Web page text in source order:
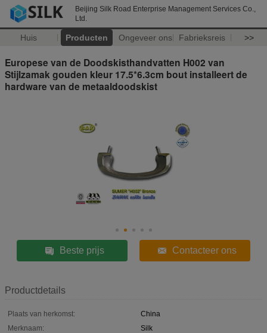
Beijing Silk Road Enterprise Management Services Co.,
Ltd.
Huis Producten Ongeveer ons Fabrieksreis >>
Europese van de Doodskisthandvatten H002 van
Stijlzamak gouden kleur 17.5*6.3cm bout installeert de
hardware van de metaaldoodskist
Beste prijs Contacteer ons
Productdetails
Plaats van herkomst:
China
Merknaam:
Silk